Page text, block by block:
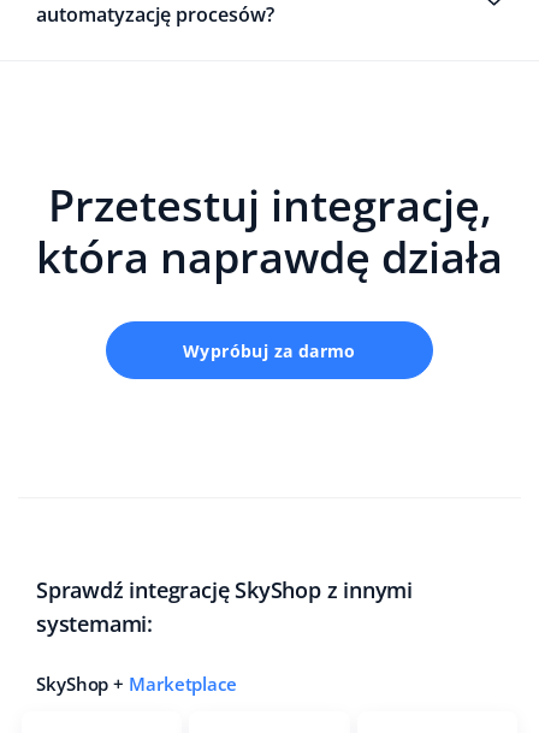
automatyzację procesów?
Przetestuj integrację,
która naprawdę działa
Wypróbuj za darmo
Sprawdź integrację SkyShop z innymi
systemami:
SkyShop + Marketplace